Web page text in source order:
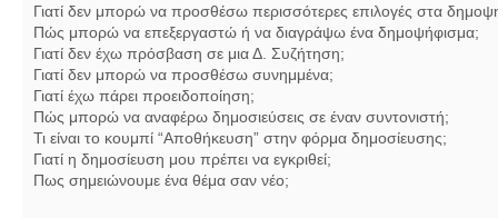
Γιατί δεν μπορώ να προσθέσω περισσότερες επιλογές στα
Πώς μπορώ να επεξεργαστώ ή να διαγράψω ένα δημοψήφισμα;
Γιατί δεν έχω πρόσβαση σε μια Δ. Συζήτηση;
Γιατί δεν μπορώ να προσθέσω συνημμένα;
Γιατί έχω πάρει προειδοποίηση;
Πώς μπορώ να αναφέρω δημοσιεύσεις σε έναν συντονιστή;
Τι είναι το κουμπί “Αποθήκευση” στην φόρμα δημοσίευσης;
Γιατί η δημοσίευση μου πρέπει να εγκριθεί;
Πως σημειώνουμε ένα θέμα σαν νέο;